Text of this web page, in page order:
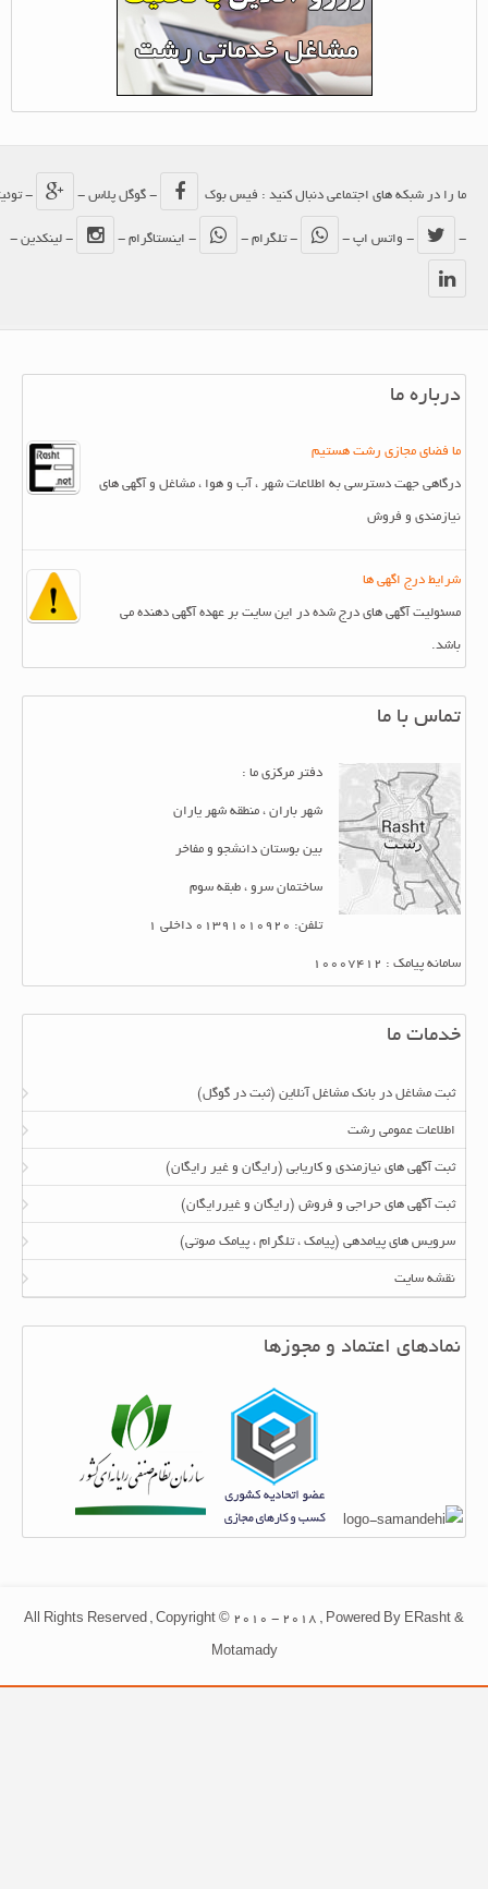
ما را در شبکه های اجتماعی دنبال کنید : فیس بوک - گوگل پلاس - - توئیتر
- واتس اپ - - تلگرام - - اینستاگرام - - لینکدین -
درباره ما
ما فضای مجازی رشت هستیم
درگاهی جهت دسترسی به اطلاعات شهر ، آب و هوا ، مشاغل و آگهی های
نیازمندی و فروش
شرایط درج اگهی ها
مسئولیت آگهی های درج شده در این سایت بر عهده آگهی دهنده می
باشد.
تماس با ما
دفتر مرکزی ما :
شهر باران ، منطقه شهر یاران
بین بوستان دانشجو و مفاخر
ساختمان سرو ، طبقه سوم
تلفن: 01391010920 داخلی 1
سامانه پیامک : 10007412
خدمات ما
ثبت مشاغل در بانک مشاغل آنلاین (ثبت در گوگل)
اطلاعات عمومی رشت
ثبت آگهی های نیازمندی و کاریابی (رایگان و غیر رایگان)
ثبت آگهی های حراجی و فروش (رایگان و غیررایگان)
سرویس های پیامدهی (پیامک ، تلگرام ، پیامک صوتی)
نقشه سایت
نمادهای اعتماد و مجوزها
All Rights Reserved , Copyright © 2010 - 2018 , Powered By ERasht &
Motamady